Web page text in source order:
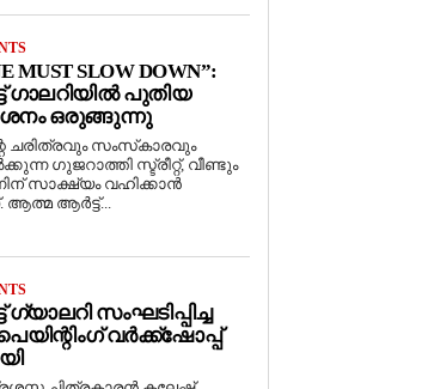
MUST SLOW DOWN”:
പുതിയ
ഒരുങ്ങുന്നു
ചരിത്രവും സംസ്‌കാരവും
ഗുജറാത്തി സ്ട്രീറ്റ്, വീണ്ടും
സാക്ഷ്യം വഹിക്കാൻ
ആർട്ട്...
സംഘടിപ്പിച്ച
വർക്ക്‌ഷോപ്പ്